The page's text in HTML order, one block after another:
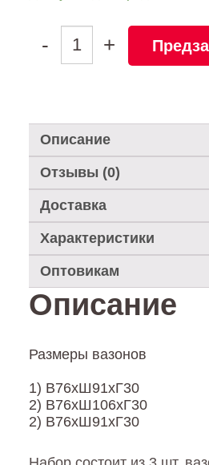
товара
Кашпо
"Жасмин"
- +
Описание
Отзывы (0)
Доставка
Характеристики
Оптовикам
Описание
Размеры вазонов
1) В76хШ91хГ30
2) В76хШ106хГ30
2) В76хШ91хГ30